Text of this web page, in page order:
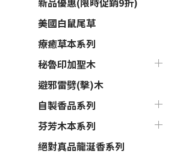
美國白鼠尾草
療癒草本系列
秘魯印加聖木
避邪雷劈(擊)木
自製香品系列
芬芳木本系列
絕對真品龍涎香系列